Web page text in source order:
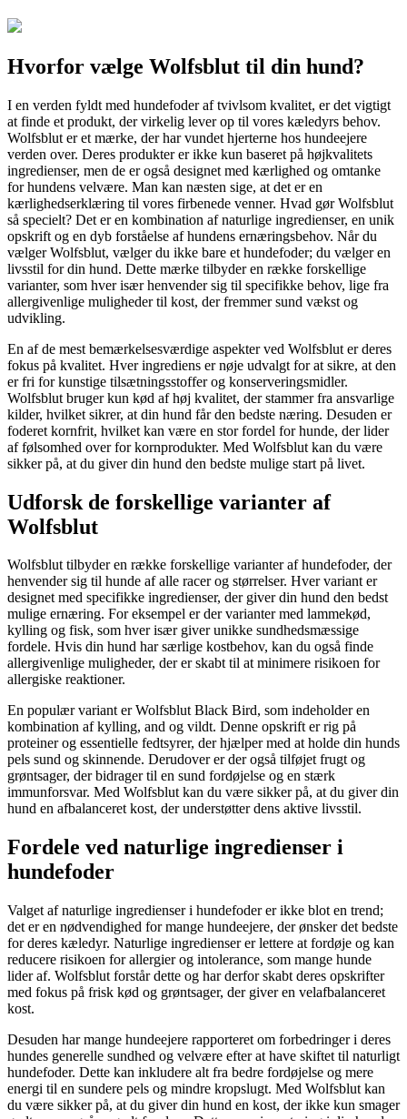
Hvorfor vælge Wolfsblut til din hund?
I en verden fyldt med hundefoder af tvivlsom kvalitet, er det vigtigt
at finde et produkt, der virkelig lever op til vores kæledyrs behov.
Wolfsblut er et mærke, der har vundet hjerterne hos hundeejere
verden over. Deres produkter er ikke kun baseret på højkvalitets
ingredienser, men de er også designet med kærlighed og omtanke
for hundens velvære. Man kan næsten sige, at det er en
kærlighedserklæring til vores firbenede venner. Hvad gør Wolfsblut
så specielt? Det er en kombination af naturlige ingredienser, en unik
opskrift og en dyb forståelse af hundens ernæringsbehov. Når du
vælger Wolfsblut, vælger du ikke bare et hundefoder; du vælger en
livsstil for din hund. Dette mærke tilbyder en række forskellige
varianter, som hver især henvender sig til specifikke behov, lige fra
allergivenlige muligheder til kost, der fremmer sund vækst og
udvikling.
En af de mest bemærkelsesværdige aspekter ved Wolfsblut er deres
fokus på kvalitet. Hver ingrediens er nøje udvalgt for at sikre, at den
er fri for kunstige tilsætningsstoffer og konserveringsmidler.
Wolfsblut bruger kun kød af høj kvalitet, der stammer fra ansvarlige
kilder, hvilket sikrer, at din hund får den bedste næring. Desuden er
foderet kornfrit, hvilket kan være en stor fordel for hunde, der lider
af følsomhed over for kornprodukter. Med Wolfsblut kan du være
sikker på, at du giver din hund den bedste mulige start på livet.
Udforsk de forskellige varianter af
Wolfsblut
Wolfsblut tilbyder en række forskellige varianter af hundefoder, der
henvender sig til hunde af alle racer og størrelser. Hver variant er
designet med specifikke ingredienser, der giver din hund den bedst
mulige ernæring. For eksempel er der varianter med lammekød,
kylling og fisk, som hver især giver unikke sundhedsmæssige
fordele. Hvis din hund har særlige kostbehov, kan du også finde
allergivenlige muligheder, der er skabt til at minimere risikoen for
allergiske reaktioner.
En populær variant er Wolfsblut Black Bird, som indeholder en
kombination af kylling, and og vildt. Denne opskrift er rig på
proteiner og essentielle fedtsyrer, der hjælper med at holde din hunds
pels sund og skinnende. Derudover er der også tilføjet frugt og
grøntsager, der bidrager til en sund fordøjelse og en stærk
immunforsvar. Med Wolfsblut kan du være sikker på, at du giver din
hund en afbalanceret kost, der understøtter dens aktive livsstil.
Fordele ved naturlige ingredienser i
hundefoder
Valget af naturlige ingredienser i hundefoder er ikke blot en trend;
det er en nødvendighed for mange hundeejere, der ønsker det bedste
for deres kæledyr. Naturlige ingredienser er lettere at fordøje og kan
reducere risikoen for allergier og intolerance, som mange hunde
lider af. Wolfsblut forstår dette og har derfor skabt deres opskrifter
med fokus på frisk kød og grøntsager, der giver en velafbalanceret
kost.
Desuden har mange hundeejere rapporteret om forbedringer i deres
hundes generelle sundhed og velvære efter at have skiftet til naturligt
hundefoder. Dette kan inkludere alt fra bedre fordøjelse og mere
energi til en sundere pels og mindre kropslugt. Med Wolfsblut kan
du være sikker på, at du giver din hund en kost, der ikke kun smager